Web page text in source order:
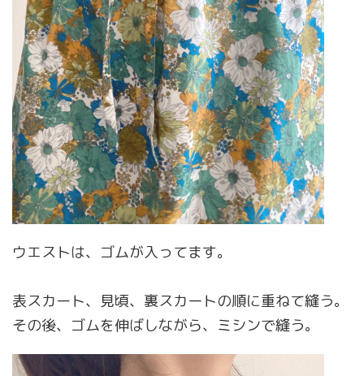
ウエストは、ゴムが入ってます。
表スカート、見頃、裏スカートの順に重ねて縫う。
その後、ゴムを伸ばしながら、ミシンで縫う。